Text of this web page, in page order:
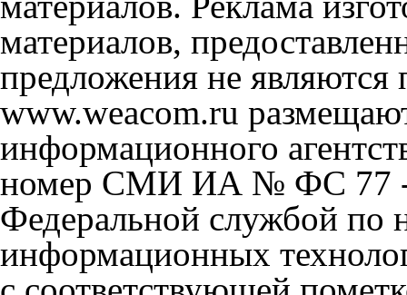
материалов,
предложения не
www.weacom.ru
информационного
номер СМИ ИА № ФС 77 -
Федеральной службой по
информационных